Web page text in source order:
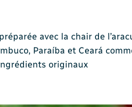
avec la chair de
Paraíba et Ceará
originaux